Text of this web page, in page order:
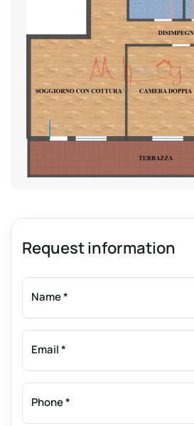
Request information
Name*
Email*
Phone*